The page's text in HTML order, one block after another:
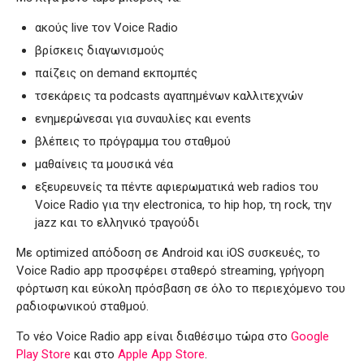
ακούς live τον Voice Radio
βρίσκεις διαγωνισμούς
παίζεις on demand εκπομπές
τσεκάρεις τα podcasts αγαπημένων καλλιτεχνών
ενημερώνεσαι για συναυλίες και events
βλέπεις το πρόγραμμα του σταθμού
μαθαίνεις τα μουσικά νέα
εξευρευνείς τα πέντε αφιερωματικά web radios του
Voice Radio για την electronica, το hip hop, τη rock, την
jazz και το ελληνικό τραγούδι
Με optimized απόδοση σε Android και iOS συσκευές, το
Voice Radio app προσφέρει σταθερό streaming, γρήγορη
φόρτωση και εύκολη πρόσβαση σε όλο το περιεχόμενο του
ραδιοφωνικού σταθμού.
Το νέο Voice Radio app είναι διαθέσιμο τώρα στο Google
Play Store και στο Apple App Store.